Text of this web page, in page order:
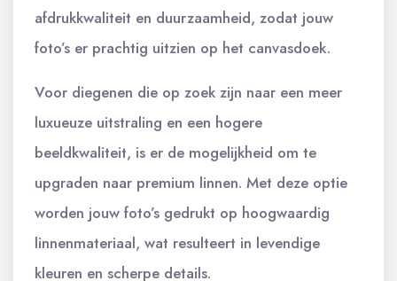
afdrukkwaliteit en duurzaamheid, zodat jouw
foto’s er prachtig uitzien op het canvasdoek.
Voor diegenen die op zoek zijn naar een meer
luxueuze uitstraling en een hogere
beeldkwaliteit, is er de mogelijkheid om te
upgraden naar premium linnen. Met deze optie
worden jouw foto’s gedrukt op hoogwaardig
linnenmateriaal, wat resulteert in levendige
kleuren en scherpe details.